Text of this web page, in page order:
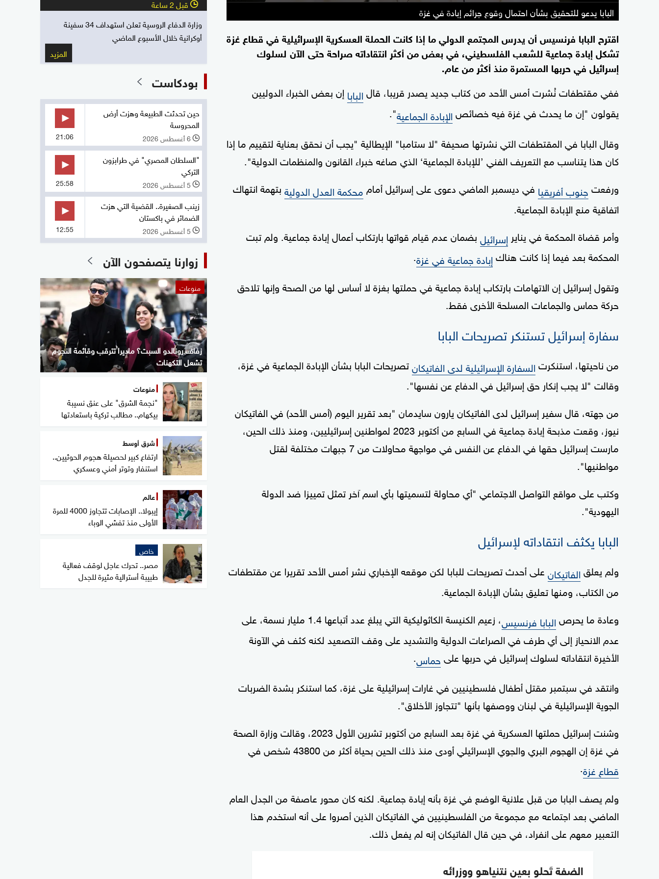
البابا يدعو للتحقيق بشأن احتمال وقوع جرائم إبادة في غزة
اقترح البابا فرنسيس أن يدرس المجتمع الدولي ما إذا كانت الحملة العسكرية الإسرائيلية في قطاع غزة
تشكل إبادة جماعية للشعب الفلسطيني، في بعض من أكثر انتقاداته صراحة حتى الآن لسلوك
إسرائيل في حربها المستمرة منذ أكثر من عام.
ففي مقتطفات نُشرت أمس الأحد من كتاب جديد يصدر قريبا، قال البابا إن بعض الخبراء الدوليين
يقولون "إن ما يحدث في غزة فيه خصائص الإبادة الجماعية".
وقال البابا في المقتطفات التي نشرتها صحيفة "لا ستامبا" الإيطالية "يجب أن نحقق بعناية لتقييم ما إذا
كان هذا يتناسب مع التعريف الفني ’للإبادة الجماعية‘ الذي صاغه خبراء القانون والمنظمات الدولية".
ورفعت جنوب أفريقيا في ديسمبر الماضي دعوى على إسرائيل أمام محكمة العدل الدولية بتهمة انتهاك
اتفاقية منع الإبادة الجماعية.
وأمر قضاة المحكمة في يناير إسرائيل بضمان عدم قيام قواتها بارتكاب أعمال إبادة جماعية. ولم تبت
المحكمة بعد فيما إذا كانت هناك إبادة جماعية في غزة.
وتقول إسرائيل إن الاتهامات بارتكاب إبادة جماعية في حملتها بغزة لا أساس لها من الصحة وإنها تلاحق
حركة حماس والجماعات المسلحة الأخرى فقط.
سفارة إسرائيل تستنكر تصريحات البابا
من ناحيتها، استنكرت السفارة الإسرائيلية لدى الفاتيكانتصريحات البابا بشأن الإبادة الجماعية في غزة،
وقالت "لا يجب إنكار حق إسرائيل في الدفاع عن نفسها".
من جهته، قال سفير إسرائيل لدى الفاتيكان يارون سايدمان "بعد تقرير اليوم (أمس الأحد) في الفاتيكان
نيوز، وقعت مذبحة إبادة جماعية في السابع من أكتوبر 2023 لمواطنين إسرائيليين، ومنذ ذلك الحين،
مارست إسرائيل حقها في الدفاع عن النفس في مواجهة محاولات من 7 جبهات مختلفة لقتل
مواطنيها".
وكتب على مواقع التواصل الاجتماعي "أي محاولة لتسميتها بأي اسم آخر تمثل تمييزا ضد الدولة
اليهودية".
البابا يكثف انتقاداته لإسرائيل
ولم يعلق الفاتيكان على أحدث تصريحات للبابا لكن موقعه الإخباري نشر أمس الأحد تقريرا عن مقتطفات
من الكتاب، ومنها تعليق بشأن الإبادة الجماعية.
وعادة ما يحرص البابا فرنسيس
، زعيم الكنيسة الكاثوليكية التي يبلغ عدد أتباعها 1.4 مليار نسمة، على
عدم الانحياز إلى أي طرف في الصراعات الدولية والتشديد على وقف التصعيد لكنه كثف في الآونة
الأخيرة انتقاداته لسلوك إسرائيل في حربها على حماس
وانتقد في سبتمبر مقتل أطفال فلسطينيين في غارات إسرائيلية على غزة، كما استنكر بشدة الضربات
الجوية الإسرائيلية في لبنان ووصفها بأنها "تتجاوز الأخلاق".
وشنت إسرائيل حملتها العسكرية في غزة بعد السابع من أكتوبر تشرين الأول 2023، وقالت وزارة الصحة
في غزة إن الهجوم البري والجوي الإسرائيلي أودى منذ ذلك الحين بحياة أكثر من 43800 شخص في
قطاع غزة.
ولم يصف البابا من قبل علانية الوضع في غزة بأنه إبادة جماعية. لكنه كان محور عاصفة من الجدل العام
الماضي بعد اجتماعه مع مجموعة من الفلسطينيين في الفاتيكان الذين أصروا على أنه استخدم هذا
التعبير معهم على انفراد، في حين قال الفاتيكان إنه لم يفعل ذلك.
الضفة تَحلو بعين نتنياهو ووزرائه
l قبل 2 ساعة
وزارة الدفاع الروسية تعلن استهداف 34 سفينة
أوكرانية خلال الأسبوع الماضي
المزيد
بودكاست
حين تحدثت الطبيعة وهزت أرض
المحروسة
l 6 أغسطس 2026 21:06
"السلطان المصري" في طرابزون
التركي
l 5 أغسطس 2026 25:58
زينب الصغيرة.. القضية التي هزت
الضمائر في باكستان
l 5 أغسطس 2026 12:55
زوارنا يتصفحون الآن
منوعات
زفاف رونالدو السبت؟ ماديرا تترقب وقائمة النجوم
تشعل التكهنات
منوعات
"نجمة الشرق" على عنق نسيبة
بيكهام.. مطالب تركية باستعادتها
شرق أوسط
ارتفاع كبير لحصيلة هجوم الحوثيين..
استنفار وتوتر أمني وعسكري
عالم
إيبولا.. الإصابات تتجاوز 4000 للمرة
الأولى منذ تفشي الوباء
خاص
مصر.. تحرك عاجل لوقف فعالية
طبيبة أسترالية مثيرة للجدل